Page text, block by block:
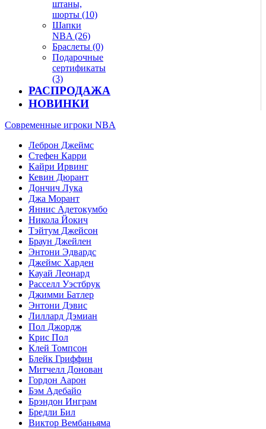
штаны,
шорты (10)
Шапки
NBA (26)
Браслеты (0)
Подарочные
сертификаты
(3)
РАСПРОДАЖА
НОВИНКИ
Современные игроки NBA
Леброн Джеймс
Стефен Карри
Кайри Ирвинг
Кевин Дюрант
Дончич Лука
Джа Морант
Яннис Адетокумбо
Никола Йокич
Тэйтум Джейсон
Браун Джейлен
Энтони Эдвардс
Джеймс Харден
Кауай Леонард
Расселл Уэстбрук
Джимми Батлер
Энтони Дэвис
Лиллард Дэмиан
Пол Джордж
Крис Пол
Клей Томпсон
Блейк Гриффин
Митчелл Донован
Гордон Аарон
Бэм Адебайо
Брэндон Инграм
Бредли Бил
Виктор Вембаньяма